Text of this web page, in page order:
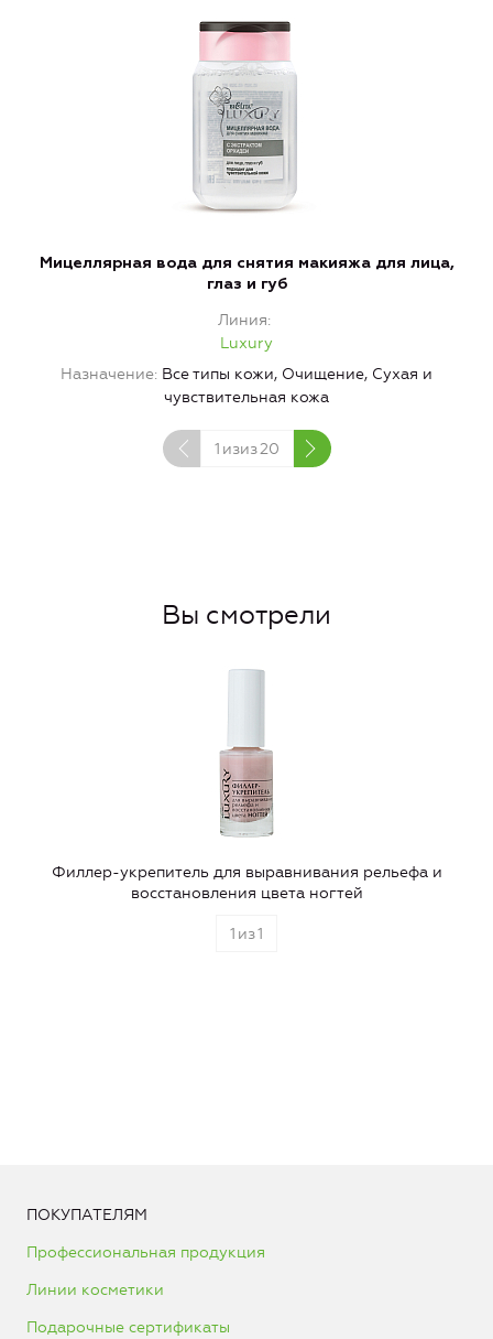
Мицеллярная вода для снятия макияжа для лица,
глаз и губ
Линия
Luxury
Назначение Все типы кожи, Очищение, Сухая и
чувствительная кожа
1 изиз20
Вы смотрели
Филлер-укрепитель для выравнивания рельефа и
восстановления цвета ногтей
1 из1
ПОКУПАТЕЛЯМ
Профессиональная продукция
Линии косметики
Подарочные сертификаты